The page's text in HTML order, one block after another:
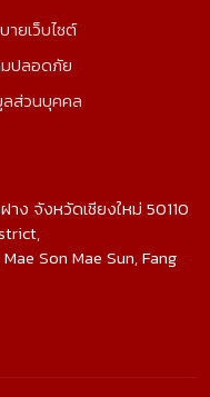
ายเว็บไซต์
ปลอดภัย
ส่วนบุคคล
ง จังหวัดเชียงใหม่ 50110
Son Mae Sun, Fang